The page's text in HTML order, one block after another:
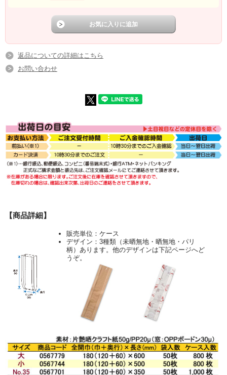
返品についての詳細はこちら
お問い合わせ
【商品詳細】
販売単位：ケース
デザイン：3種類（未晒無地・晒無地・パリ
柄）あります。他のデザインは下記ページへど
うぞ。